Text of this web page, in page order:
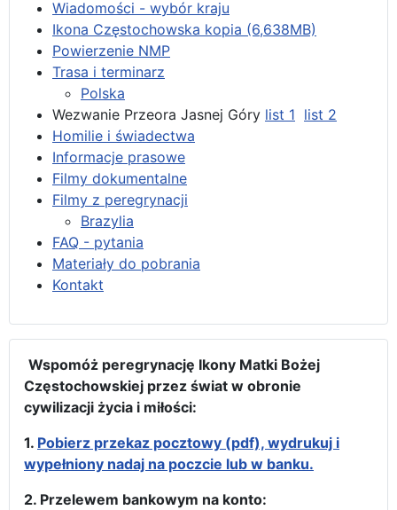
Wiadomości - wybór kraju
Ikona Częstochowska kopia (6,638MB)
Powierzenie NMP
Trasa i terminarz
Polska
Wezwanie Przeora Jasnej Góry list 1 list 2
Homilie i świadectwa
Informacje prasowe
Filmy dokumentalne
Filmy z peregrynacji
Brazylia
FAQ - pytania
Materiały do pobrania
Kontakt
Wspomóż peregrynację Ikony Matki Bożej
Częstochowskiej przez świat w obronie
cywilizacji życia i miłości:
1. Pobierz przekaz pocztowy (pdf), wydrukuj i
wypełniony nadaj na poczcie lub w banku.
2. Przelewem bankowym na konto: